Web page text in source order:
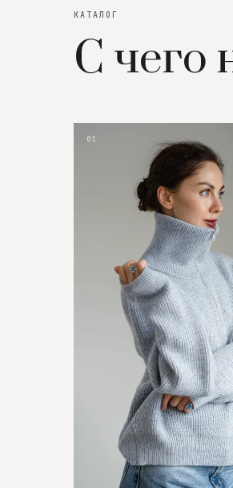
КАТАЛОГ
С чего
01